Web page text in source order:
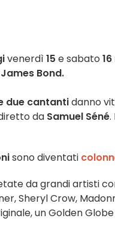
venerdì15 e sabato
Bond.
due cantantidanno
da Samuel Séné.
sono diventati
da grandi artisti
Sheryl Crow,
un Golden